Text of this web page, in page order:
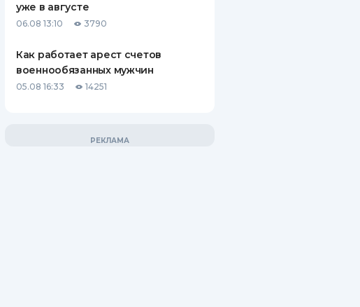
уже в августе
06.08 13:10 3790
Как работает арест счетов
военнообязанных мужчин
05.08 16:33 14251